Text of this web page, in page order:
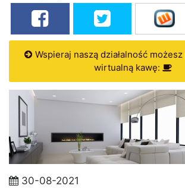
Wspieraj naszą działalność
wirtualną kawę:
30-08-2021